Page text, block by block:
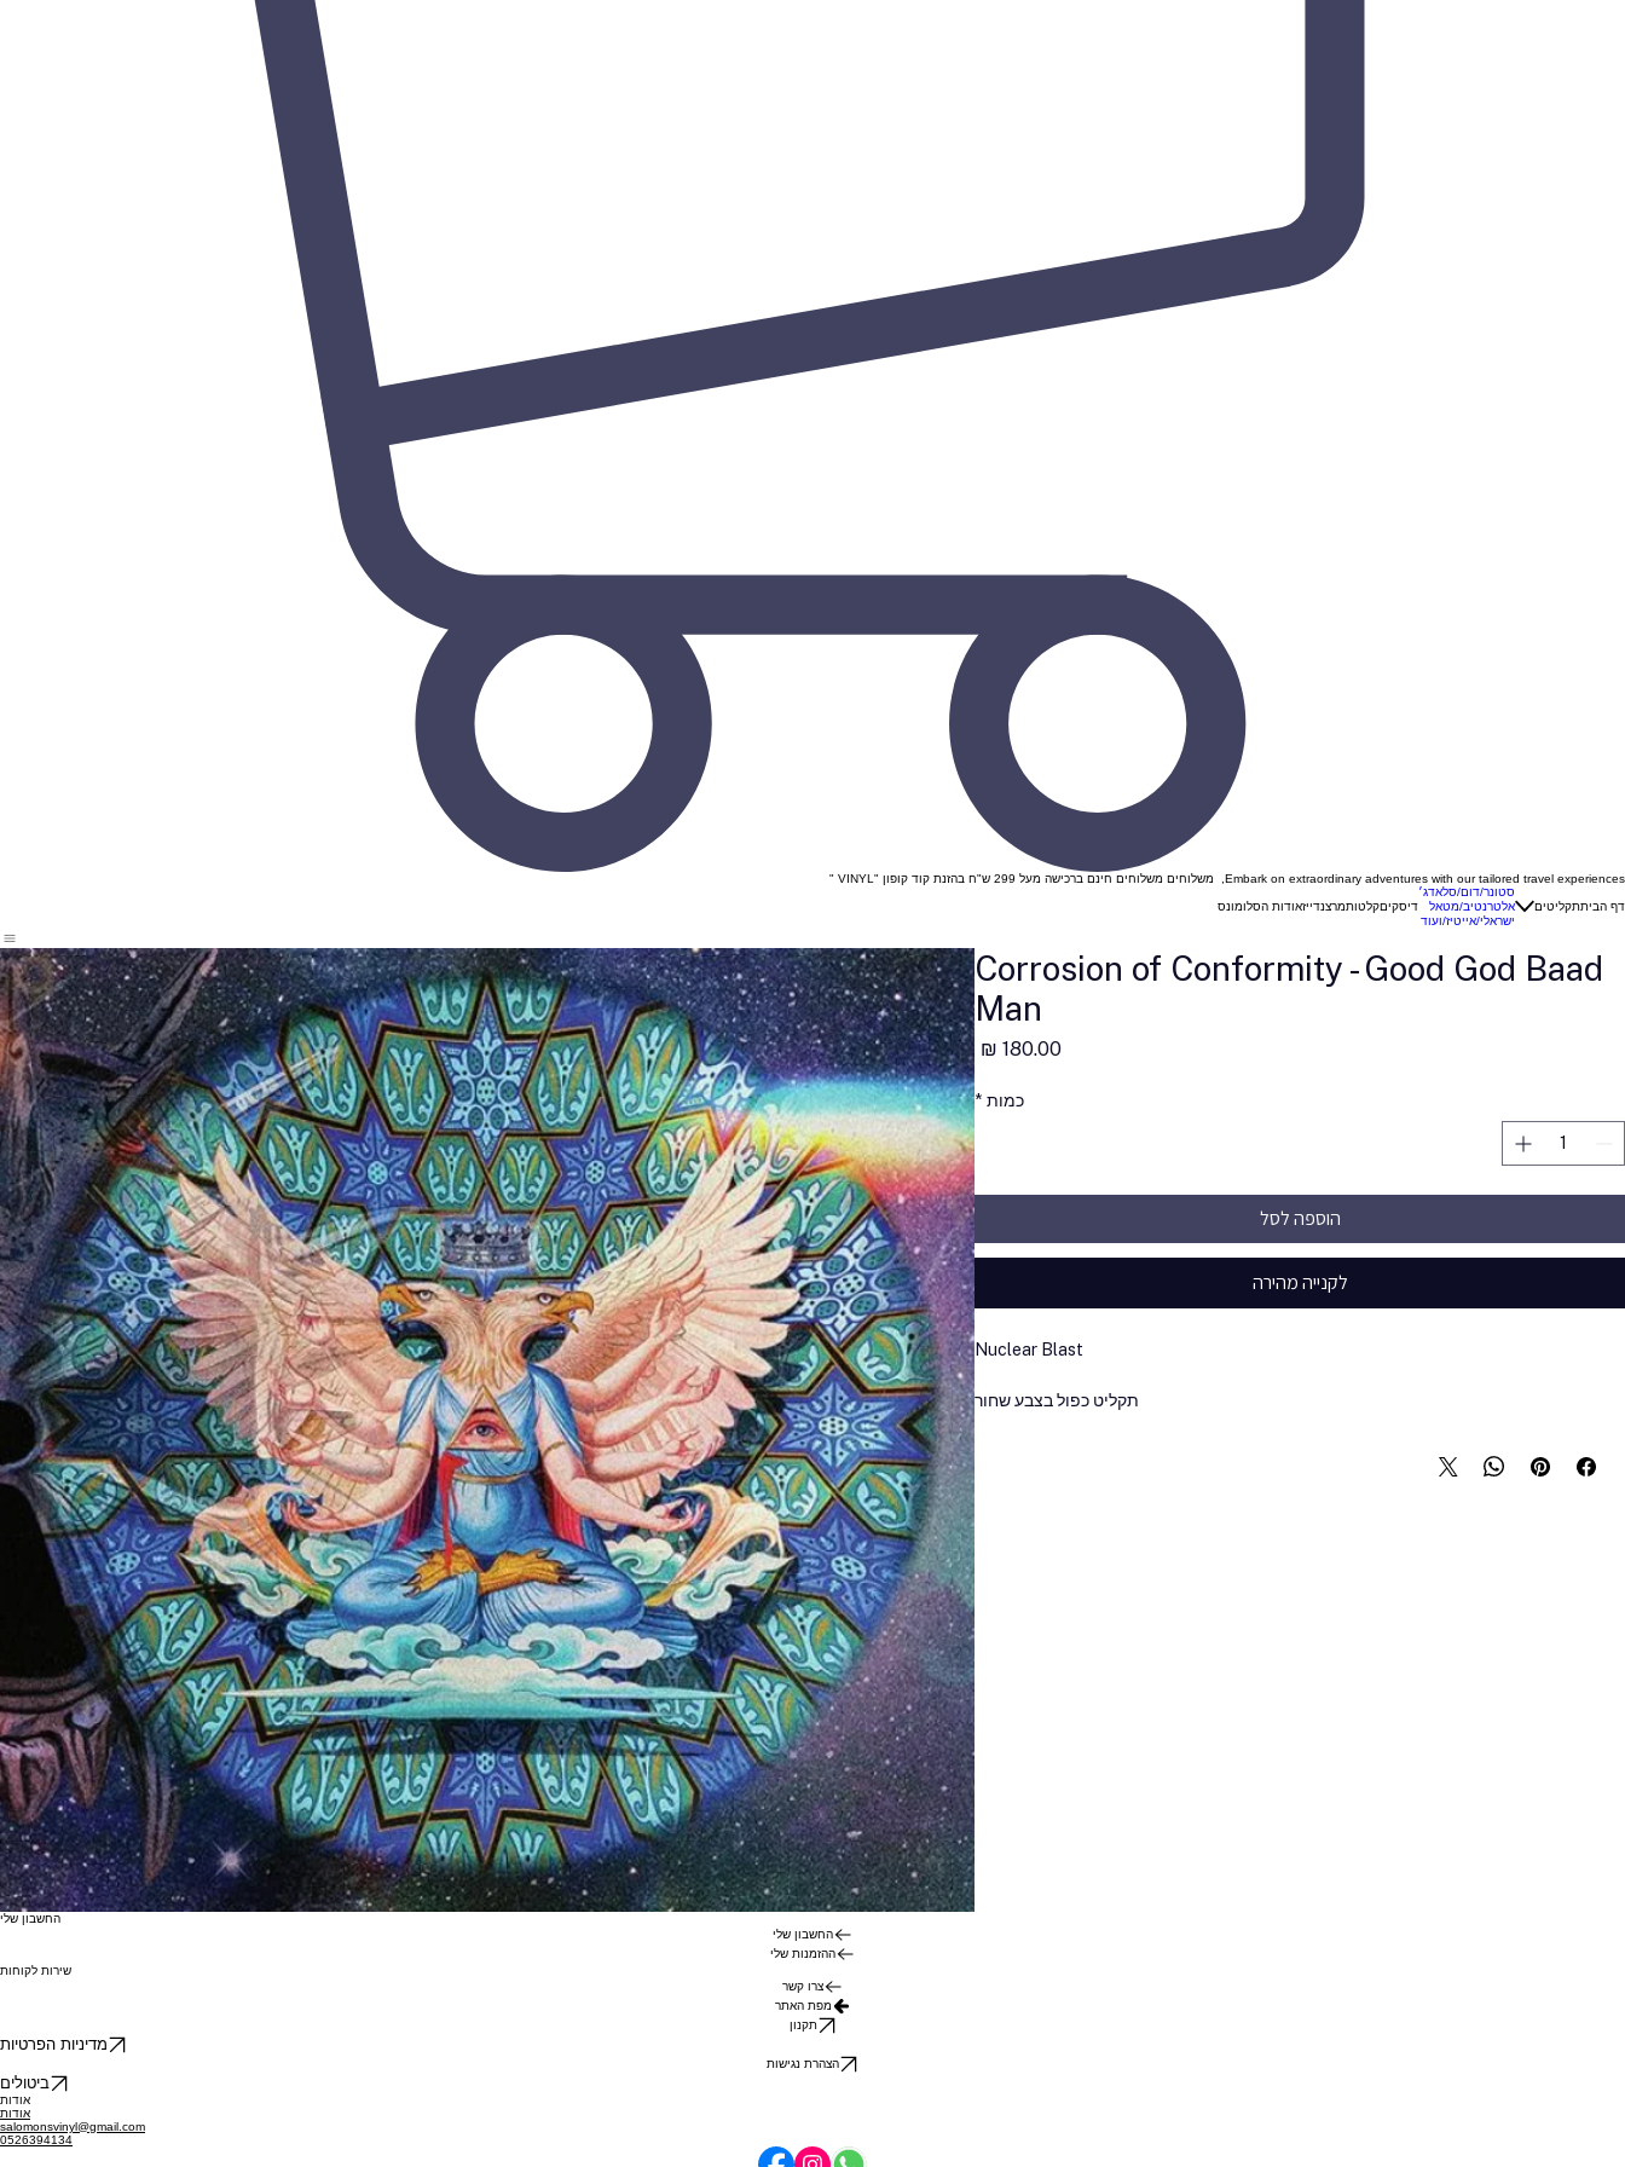
Embark on extraordinary adventures with our tailored travel experiences, משלוחים משלוחים חינם ברכישה מעל 299 ש"ח בהזנת קוד קופון "VINYL "
דף הביתתקליטים
סטונר/דום/סלאדג׳
אלטרנטיב/מטאל
ישראלי/אייטיז/ועוד
דיסקיםקלטותמרצנדייזאודות הסלומונס
Corrosion of Conformity - Good God Baad
Man
מחיר
כמות *
הוספה לסל
לקנייה מהירה
Nuclear Blast
תקליט כפול בצבע שחור
החשבון שלי
החשבון שלי
ההזמנות שלי
שירות לקוחות
צרו קשר
מפת האתר
תקנון
מדיניות הפרטיות
הצהרת נגישות
ביטולים
אודות
אודות
salomonsvinyl@gmail.com
0526394134